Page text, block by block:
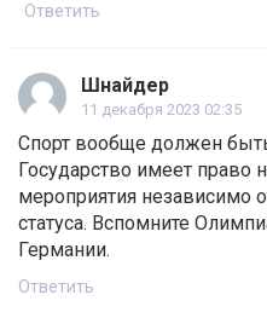
Ответить
Шнайдер
11 декабря 2023 02:35
Спорт вообще должен
Государство имеет
мероприятия независимо
статуса. Вспомните
Германии.
Ответить